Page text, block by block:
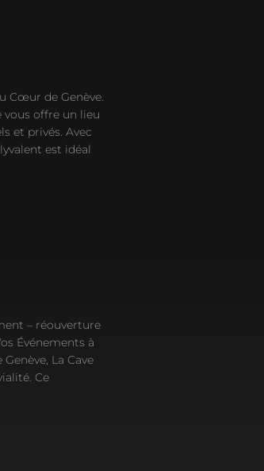
Cœur de Genève.
vous offre un lieu
et privés. Avec
est idéal
– réouverture
Événements à
La Cave
Ce